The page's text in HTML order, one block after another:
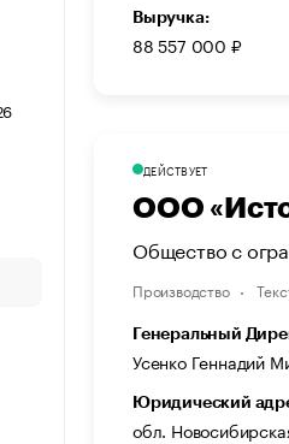
Выручка:
88 557 000 ₽
ДЕЙСТВУЕТ
ООО
Общество с
Производство
Генеральный
Усенко Геннадий
Юридический
обл.